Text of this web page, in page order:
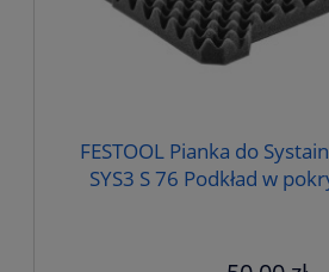
FESTOOL Pianka do
SYS3 S 76 Podkład w